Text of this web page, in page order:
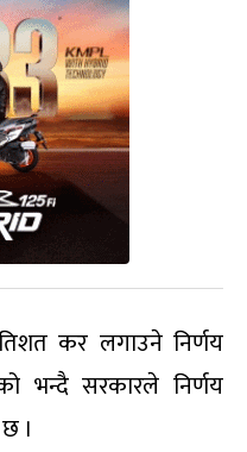
कर लगाउने निर्णय
भन्दै सरकारले निर्णय
।